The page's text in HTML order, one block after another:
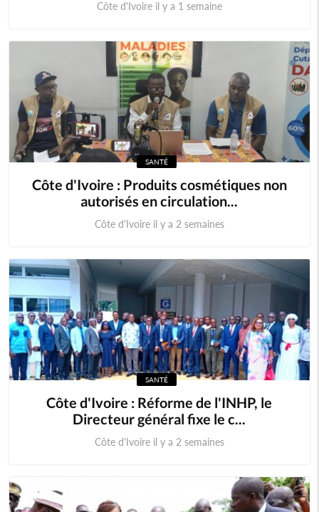
Côte d'Ivoire il y a 1 semaine
SANTÉ
Côte d'Ivoire : Produits cosmétiques non
autorisés en circulation...
Côte d'Ivoire il y a 2 semaines
SANTÉ
Côte d'Ivoire : Réforme de l'INHP, le
Directeur général fixe le c...
Côte d'Ivoire il y a 2 semaines